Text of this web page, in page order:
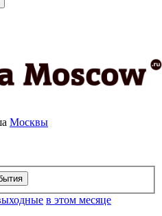
Москвы
в этом месяце